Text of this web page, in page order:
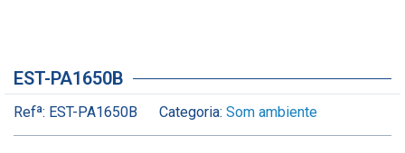
EST-PA1650B
Refª: EST-PA1650B Categoria: Som ambiente